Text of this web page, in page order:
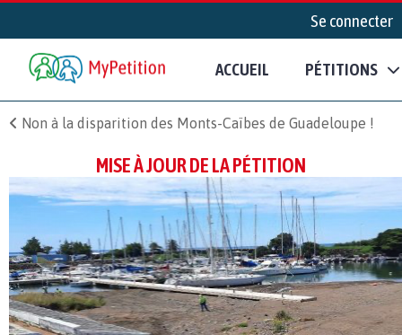
Se connecter
ACCUEIL PÉTITIONS
Non à la disparition des Monts-Caïbes de Guadeloupe !
MISE À JOUR DE LA PÉTITION